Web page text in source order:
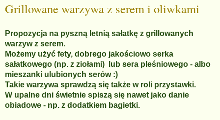
Grillowane warzywa z serem i oliwkami
Propozycja na pyszną letnią sałatkę z grillowanych
warzyw z serem.
Możemy użyć fety, dobrego jakościowo serka
sałatkowego (np. z ziołami) lub sera pleśniowego - albo
mieszanki ulubionych serów :)
Takie warzywa sprawdzą się także w roli przystawki.
W upalne dni świetnie spiszą się nawet jako danie
obiadowe - np. z dodatkiem bagietki.